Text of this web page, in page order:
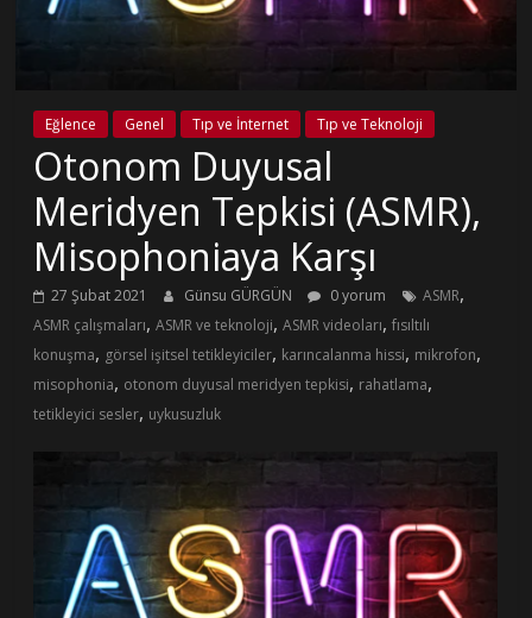
Eğlence Genel Tıp ve İnternet Tıp ve Teknoloji
Otonom Duyusal
Meridyen Tepkisi (ASMR),
Misophoniaya Karşı
27 Şubat 2021 Günsu GÜRGÜN 0 yorum ASMR,
ASMR çalışmaları,ASMR ve teknoloji,ASMR videoları,fısıltılı
konuşma, görsel işitsel tetikleyiciler, karıncalanma hissi, mikrofon,
misophonia, otonom duyusal meridyen tepkisi, rahatlama,
tetikleyici sesler, uykusuzluk